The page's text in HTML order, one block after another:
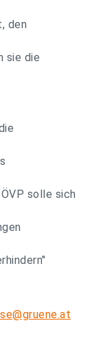
den
sie die
solle sich